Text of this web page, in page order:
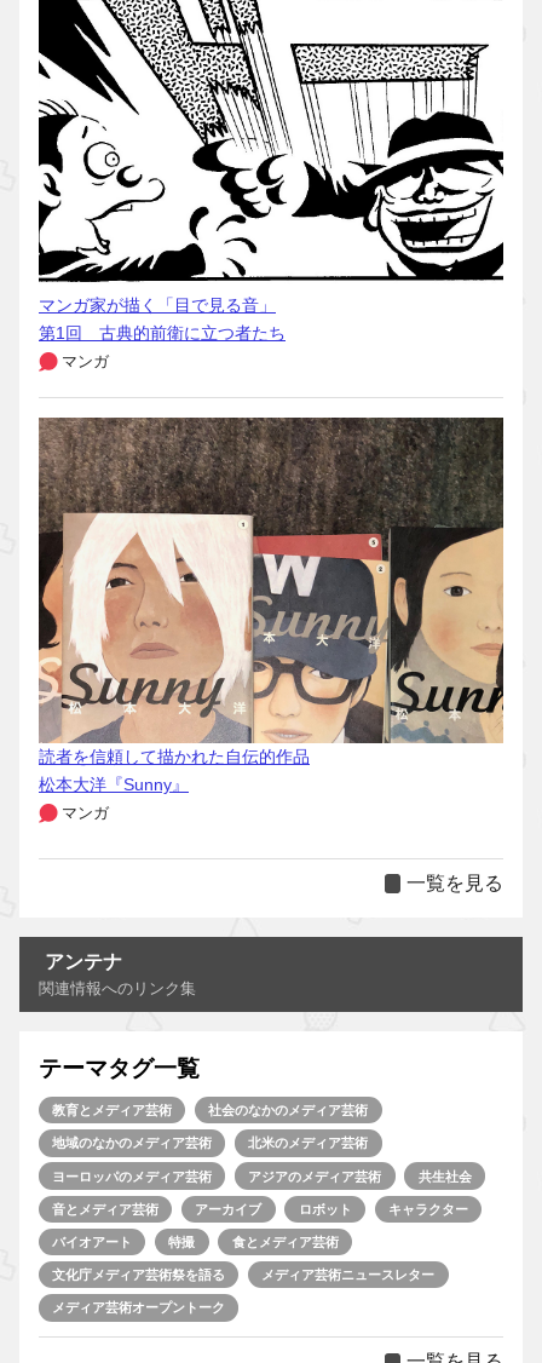
マンガ家が描く「目で見る音」
第1回 古典的前衛に立つ者たち
マンガ
読者を信頼して描かれた自伝的作品
松本大洋『Sunny』
マンガ
一覧を見る
アンテナ
関連情報へのリンク集
テーマタグ一覧
教育とメディア芸術 社会のなかのメディア芸術
地域のなかのメディア芸術 北米のメディア芸術
ヨーロッパのメディア芸術 アジアのメディア芸術 共生社会
音とメディア芸術 アーカイブ ロボット キャラクター
バイオアート 特撮 食とメディア芸術
文化庁メディア芸術祭を語る メディア芸術ニュースレター
メディア芸術オープントーク